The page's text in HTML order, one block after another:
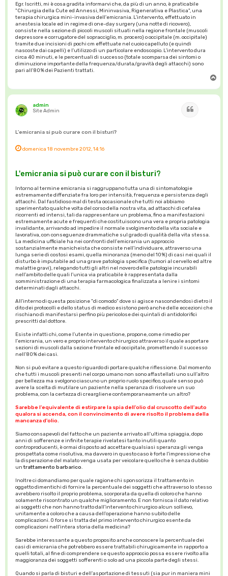
Egr. Iscritti, mi è cosa gradita informarvi che, da più di un anno, è praticabile
"Chirurgia della Cute ed Annessi, Mininvasiva, Rigenerativa e Plastica", una
terapia chirurgica mini-invasiva dell'emicrania. L'intervento, effettuato in
anestesia locale ed in regime di one-day surgery (una notte di ricovero),
consiste nella sezione di piccoli muscoli situati nella regione frontale (muscoli
depressore e corrugatore del sopracciglio, m. procero) o occipitale (m. occipitale)
tramite due incisioni di pochi cm effettuate nel cuoio capelluto (e quindi
nascoste dai capelli) e l'utilizzo di un particolare endoscopio. L'intervento dura
circa 40 minuti, e le percentuali di successo (totale scomparsa dei sintomi o
diminuzione importante della frequenza/durata/gravità degli attacchi) sono
pari all'80% dei Pazienti trattati.
p
admin
Site Admin
L'emicrania si può curare con il bisturi?
domenica 18 novembre 2012, 14:16
L'emicrania si può curare con il bisturi?
Intorno al termine emicrania si raggruppano tutta una di sintomatologie
estremamente diffenziate fra loro per intensità, frequenza e persistenza degli
attacchi. Dal fastidioso mal di testa occasionale che tutti noi abbiamo
sperimentato qualche volta del corso della nostra vita, ad attacchi di cefalea
ricorrenti ed intensi, tali da rappresentare un problema, fino a manifestazioni
estremamente acute e frequenti che costituiscono una vera e propria patologia
invalidante, arrivando ad impedire il normale svolgimento della vita sociale e
lavorativa, con conseguenze drammatiche sul grado di qualità della vita stessa.
La medicina ufficiale ha nei confronti dell'emicrania un approccio
sostanzialmente manicheista che consiste nell'individuare, attraverso una
lunga serie di costosi esami, quella minoranza (meno del 10%) di casi nei quali il
disturbo è imputabile ad una grave patologia specifica (tumori al cervello ed altre
malattie gravi), relegando tutti gli altri nel novero delle patologie incurabili
nell'ambito delle quali l'unica via praticabile è rappresentata dalla
somministrazione di una terapia farmacologica finalizzata a lenire i sintomi
determinati dagli attacchi.
All'interno di questa posizione "di comodo" dove si agisce nascondendosi dietro il
dito dei protocolli e dello status di medico esistono però anche delle eccezioni che
rischiano di manifestarsi perfino più pericolose dei quintali di antidolorifici
prescritti dal dottore.
Esiste infatti chi, come l'utente in questione, propone, come rimedio per
l'emicrania, un vero e proprio intervento chirurgico attraverso il quale asportare
sezioni di muscoli dalla sezione frontale ed occipitale, promettendo il successo
nell'80% dei casi.
Non si può evitare a questo riguardo di portare qualche riflessione. Dal momento
che tutti i muscoli presenti nel corpo umano non sono affastellati uno sull'altro
per bellezza ma svolgono ciascuno un proprio ruolo specifico, quale senso può
avere la scelta di mutilare un paziente nella speranza di risolvere un suo
problema, con la certezza di creargliene contemporaneamente un altro?
Sarebbe l'equivalente di estirpare la spia dell'olio dal cruscotto dell'auto
qualora si accenda, con il convincimento di avere risolto il problema della
mancanza d'olio.
Siamo consapevoli del fatto che un paziente arrivato all'ultima spiaggia, dopo
anni di sofferenze e infinite terapie rivelatesi tanto inutili quanto
controproducenti, è ormai disposto ad accettare qualsiasi speranza gli venga
prospettata come risolutiva, ma davvero in questo caso è forte l'impressione che
la disperazione del malato venga usata per veicolare quello che è senza dubbio
untrattamento barbarico.
Inoltre ci domandiamo per quale ragione chi sponsorizza il trattamento in
oggetto dimentichi di fornire la percentuale dei soggetti che attraverso lo stesso
avrebbero risolto il proprio problema, scorporata da quella di coloro che hanno
solamente riscontrato un qualche miglioramento. E non fornisca il dato relativo
ai soggetti che non hanno tratto dall'intervento chirurgico alcun sollievo,
unitamente a coloro che a causa dell'operazione hanno subito delle
complicazioni. O forse si tratta del primo intervento chirurgico esente da
complicazioni nell'intera storia della medicina?
Sarebbe interessante a questo proposito anche conoscere la percentuale dei
casi di emicrania che potrebbero essere trattabili chirugicamente in rapporto a
quelli totali, al fine di comprendere se questo approccio possa essere rivolto alla
maggioranza dei soggetti sofferenti o solo ad una piccola parte degli stessi.
Quando si parla di bisturi e dell'asportazione di tessuti (sia pur in maniera mini